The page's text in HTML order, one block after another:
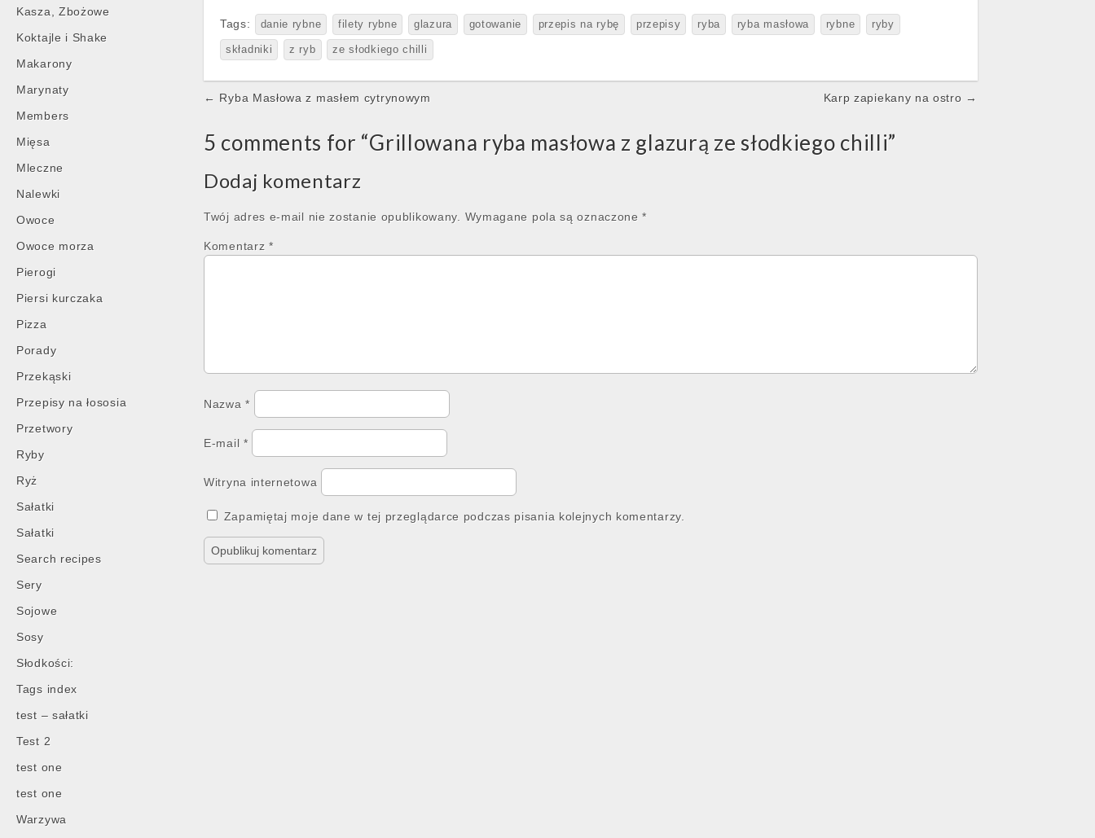
Kasza, Zbożowe
Koktajle i Shake
Makarony
Marynaty
Members
Mięsa
Mleczne
Nalewki
Owoce
Owoce morza
Pierogi
Piersi kurczaka
Pizza
Porady
Przekąski
Przepisy na łososia
Przetwory
Ryby
Ryż
Sałatki
Sałatki
Search recipes
Sery
Sojowe
Sosy
Słodkości:
Tags index
test – sałatki
Test 2
test one
test one
Warzywa
Tags: danie rybne filety rybne glazura gotowanie przepis na rybę przepisy ryba ryba masłowa rybne ryby
składniki z ryb ze słodkiego chilli
Post
← Ryba Masłowa z masłem cytrynowym Karp zapiekany na ostro →
5 comments for “Grillowana ryba masłowa z glazurą ze słodkiego chilli”
Dodaj komentarz
Twój adres e-mail nie zostanie opublikowany. Wymagane pola są oznaczone*
Komentarz *
Nazwa*
E-mail *
Witryna internetowa
Zapamiętaj moje dane w tej przeglądarce podczas pisania kolejnych komentarzy.